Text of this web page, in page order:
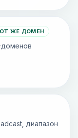
ЖЕ ДОМЕН
диапазон